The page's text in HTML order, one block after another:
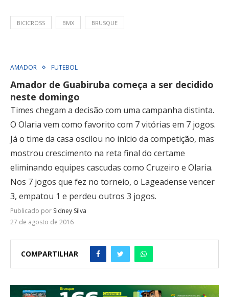
BICICROSS BMX BRUSQUE
AMADOR FUTEBOL
Amador de Guabiruba começa a ser decidido
neste domingo
Times chegam a decisão com uma campanha distinta.
O Olaria vem como favorito com 7 vitórias em 7 jogos.
Já o time da casa oscilou no início da competição, mas
mostrou crescimento na reta final do certame
eliminando equipes cascudas como Cruzeiro e Olaria.
Nos 7 jogos que fez no torneio, o Lageadense vencer
3, empatou 1 e perdeu outros 3 jogos.
Publicado por Sidney Silva
27 de agosto de 2016
COMPARTILHAR